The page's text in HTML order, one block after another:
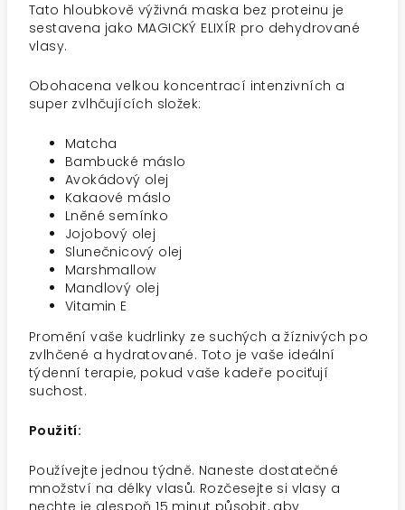
Tato hloubkově výživná maska bez proteinu je
sestavena jako MAGICKÝ ELIXÍR pro dehydrované
vlasy.
Obohacena velkou koncentrací intenzivních a
super zvlhčujících složek:
Matcha
Bambucké máslo
Avokádový olej
Kakaové máslo
Lněné semínko
Jojobový olej
Slunečnicový olej
Marshmallow
Mandlový olej
Vitamin E
Promění vaše kudrlinky ze suchých a žíznivých po
zvlhčené a hydratované. Toto je vaše ideální
týdenní terapie, pokud vaše kadeře pociťují
suchost.
Použití:
Používejte jednou týdně. Naneste dostatečné
množství na délky vlasů. Rozčesejte si vlasy a
nechte je alespoň 15 minut působit, aby